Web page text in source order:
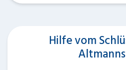
Hilfe vom